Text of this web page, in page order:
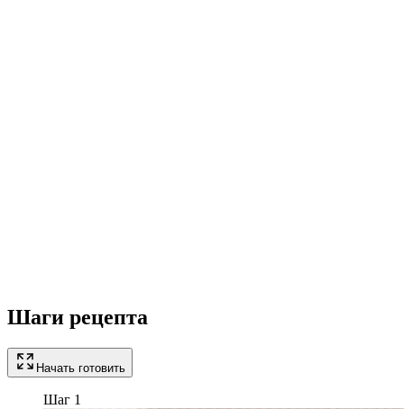
Шаги рецепта
Начать готовить
Шаг 1